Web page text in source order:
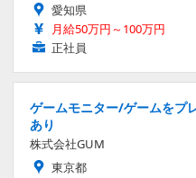
愛知県
月給50万円～100万円
正社員
ゲームモニター/ゲームをプ
あり
株式会社GUM
東京都